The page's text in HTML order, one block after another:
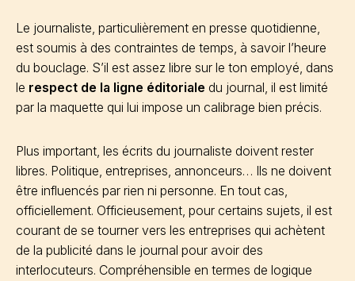
Le journaliste, particulièrement en presse quotidienne,
est soumis à des contraintes de temps, à savoir l’heure
du bouclage. S’il est assez libre sur le ton employé, dans
le respect de la ligne éditoriale du journal, il est limité
par la maquette qui lui impose un calibrage bien précis.
Plus important, les écrits du journaliste doivent rester
libres. Politique, entreprises, annonceurs… Ils ne doivent
être influencés par rien ni personne. En tout cas,
officiellement. Officieusement, pour certains sujets, il est
courant de se tourner vers les entreprises qui achètent
de la publicité dans le journal pour avoir des
interlocuteurs. Compréhensible en termes de logique